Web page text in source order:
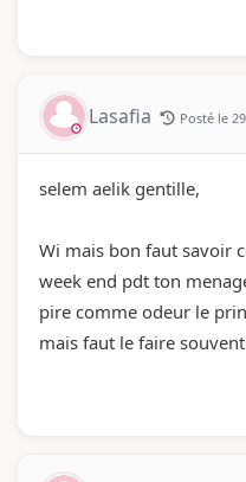
Lasafia Posté le
selem aelik gentille,
Wi mais bon faut savoir
week end pdt ton
pire comme odeur le
mais faut le faire souvent